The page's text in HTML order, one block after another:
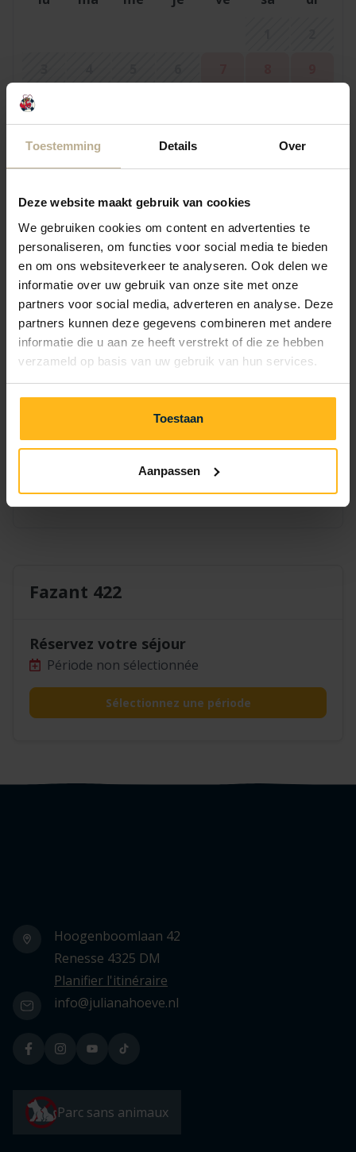
Toestemming Details Over
Deze website maakt gebruik van cookies
We gebruiken cookies om content en advertenties te
personaliseren, om functies voor social media te bieden
en om ons websiteverkeer te analyseren. Ook delen we
informatie over uw gebruik van onze site met onze
partners voor social media, adverteren en analyse. Deze
partners kunnen deze gegevens combineren met andere
informatie die u aan ze heeft verstrekt of die ze hebben
verzameld op basis van uw gebruik van hun services.
Toestaan
Aanpassen
17
18 20
23
24
25 26 27 28 29
30
31
septembre 2026
lu ma me je ve sa
1
2 3 4 5 6
7 8 9 10 11 12 13
14 15 16 17 18 19 20
30
Fazant 422
Réservez votre séjour
Période non sélectionnée
Sélectionnez une période
Hoogenboomlaan 42
Renesse 4325 DM
Planifier l'itinéraire
info@julianahoeve.nl
Parc sans animaux